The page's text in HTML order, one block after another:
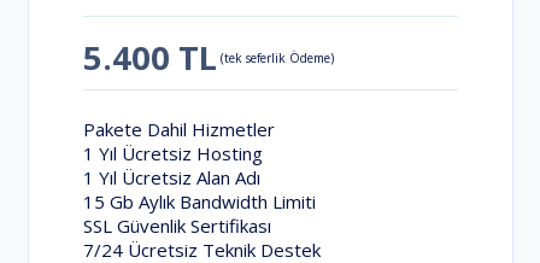
5.400 TL (tek seferlik Ödeme)
Pakete Dahil Hizmetler
1 Yıl Ücretsiz Hosting
1 Yıl Ücretsiz Alan Adı
15 Gb Aylık Bandwidth Limiti
SSL Güvenlik Sertifikası
7/24 Ücretsiz Teknik Destek